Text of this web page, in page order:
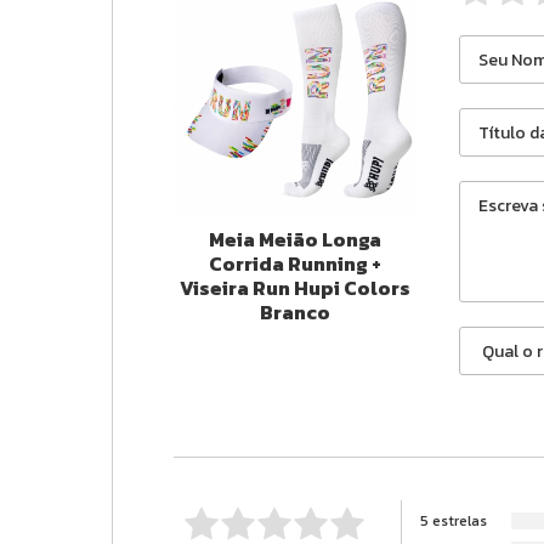
Meia Meião Longa
Corrida Running +
Viseira Run Hupi Colors
Branco
5 estrelas